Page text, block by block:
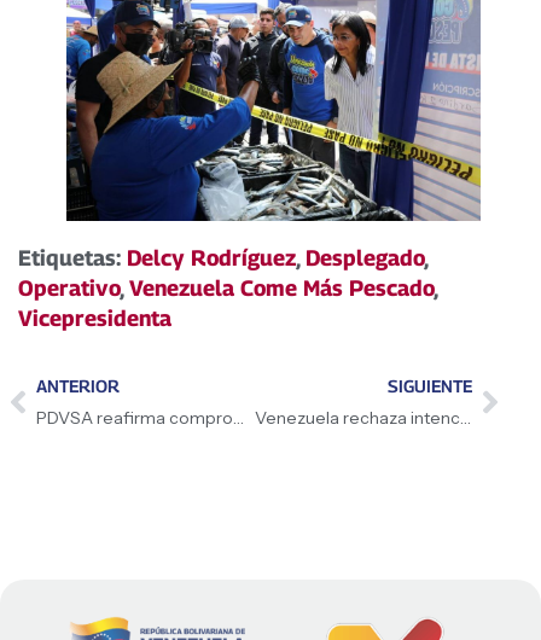
Etiquetas: Delcy Rodríguez, Desplegado,
Operativo,Venezuela Come Más Pescado,
Vicepresidenta
ANTERIOR
PDVSA reafirma compromiso contractuales con trasnacionales
SIGUIENTE
Venezuela rechaza intenciones injerencistas de Irfaan Ali